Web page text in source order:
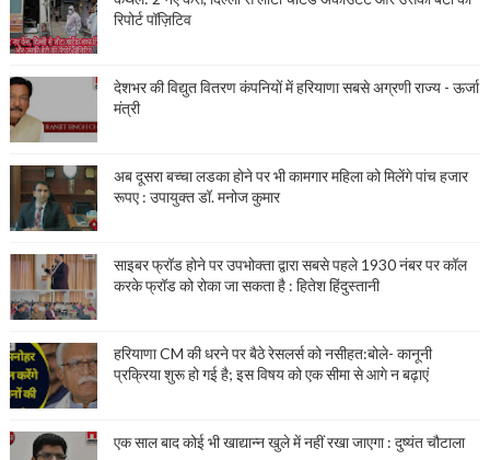
रिपोर्ट पॉज़िटिव
देशभर की विद्युत वितरण कंपनियों में हरियाणा सबसे अग्रणी राज्य - ऊर्जा
मंत्री
अब दूसरा बच्चा लडका होने पर भी कामगार महिला को मिलेंगे पांच हजार
रूपए : उपायुक्त डॉ. मनोज कुमार
साइबर फ्रॉड होने पर उपभोक्ता द्वारा सबसे पहले 1930 नंबर पर कॉल
करके फ्रॉड को रोका जा सकता है : हितेश हिंदुस्तानी
हरियाणा CM की धरने पर बैठे रेसलर्स को नसीहत:बोले- कानूनी
प्रक्रिया शुरू हो गई है; इस विषय को एक सीमा से आगे न बढ़ाएं
एक साल बाद कोई भी खाद्यान्न खुले में नहीं रखा जाएगा : दुष्यंत चौटाला